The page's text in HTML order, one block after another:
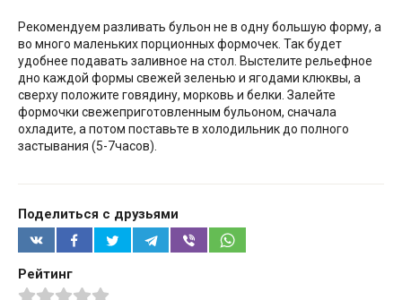
Рекомендуем разливать бульон не в одну большую форму, а
во много маленьких порционных формочек. Так будет
удобнее подавать заливное на стол. Выстелите рельефное
дно каждой формы свежей зеленью и ягодами клюквы, а
сверху положите говядину, морковь и белки. Залейте
формочки свежеприготовленным бульоном, сначала
охладите, а потом поставьте в холодильник до полного
застывания (5-7часов).
Поделиться с друзьями
Рейтинг